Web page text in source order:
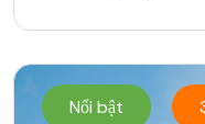
Nổi bật